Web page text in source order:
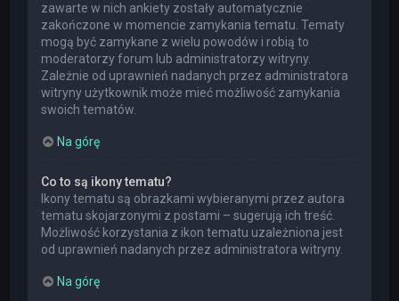
zawarte w nich ankiety zostały automatycznie
zakończone w momencie zamykania tematu. Tematy
mogą być zamykane z wielu powodów i robią to
moderatorzy forum lub administratorzy witryny.
Zależnie od uprawnień nadanych przez administratora
witryny użytkownik może mieć możliwość zamykania
swoich tematów.
Na górę
Co to są ikony tematu?
Ikony tematu są obrazkami wybieranymi przez autora
tematu skojarzonymi z postami – sugerują ich treść.
Możliwość korzystania z ikon tematu uzależniona jest
od uprawnień nadanych przez administratora witryny.
Na górę